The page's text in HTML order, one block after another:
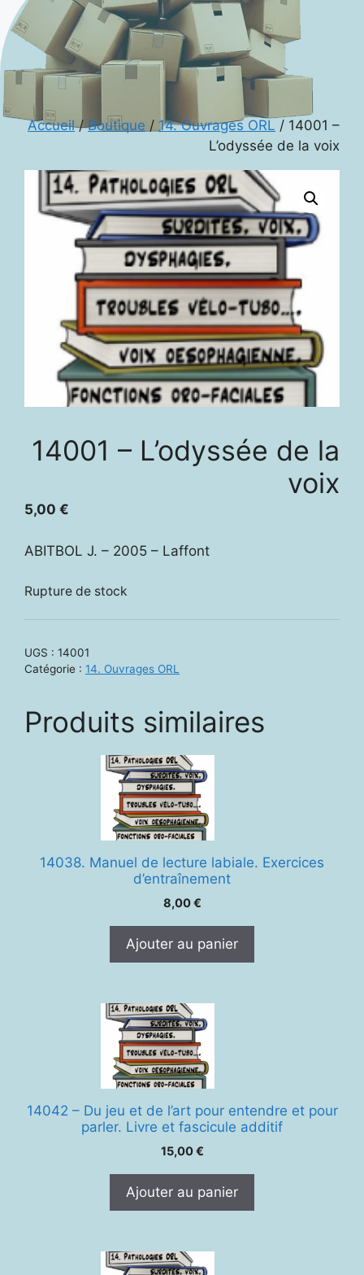
Accueil/Boutique / 14. Ouvrages ORL / 14001 –
L’odyssée de la voix
14001 – L’odyssée de la
voix
5,00 €
ABITBOL J. – 2005 – Laffont
Rupture de stock
UGS : 14001
Catégorie : 14. Ouvrages ORL
Produits similaires
14038. Manuel de lecture labiale. Exercices
d’entraînement
8,00€
Ajouter au panier
14042 – Du jeu et de l’art pour entendre et pour
parler. Livre et fascicule additif
15,00€
Ajouter au panier